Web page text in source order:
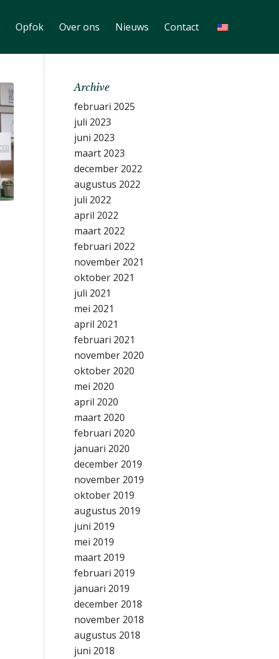
Opfok Over ons Nieuws Contact
Archive
februari 2025
juli 2023
juni 2023
maart 2023
december 2022
augustus 2022
juli 2022
april 2022
maart 2022
februari 2022
november 2021
oktober 2021
juli 2021
mei 2021
april 2021
februari 2021
november 2020
oktober 2020
mei 2020
april 2020
maart 2020
februari 2020
januari 2020
december 2019
november 2019
oktober 2019
augustus 2019
juni 2019
mei 2019
maart 2019
februari 2019
januari 2019
december 2018
november 2018
augustus 2018
juni 2018